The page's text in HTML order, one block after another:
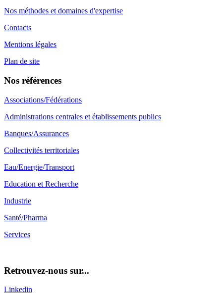
Nos méthodes et domaines d'expertise
Contacts
Mentions légales
Plan de site
Nos références
Associations/Fédérations
Administrations centrales et établissements publics
Banques/Assurances
Collectivités territoriales
Eau/Energie/Transport
Education et Recherche
Industrie
Santé/Pharma
Services
Retrouvez-nous sur...
Linkedin